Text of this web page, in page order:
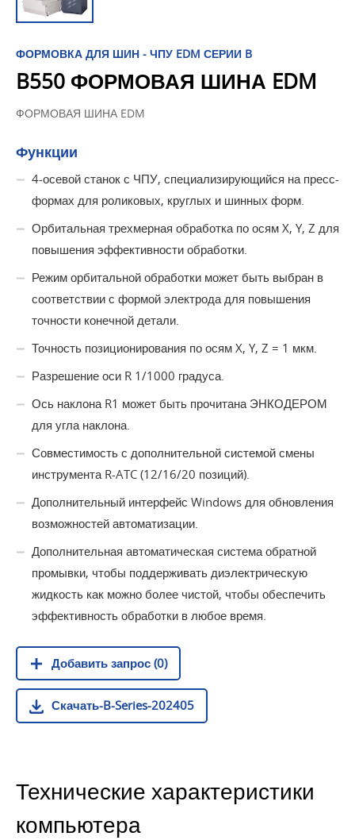
ФОРМОВКА ДЛЯ ШИН - ЧПУ EDM СЕРИИ B
B550 ФОРМОВАЯ ШИНА EDM
ФОРМОВАЯ ШИНА EDM
Функции
4-осевой станок с ЧПУ, специализирующийся на пресс-
формах для роликовых, круглых и шинных форм.
Орбитальная трехмерная обработка по осям X, Y, Z для
повышения эффективности обработки.
Режим орбитальной обработки может быть выбран в
соответствии с формой электрода для повышения
точности конечной детали.
Точность позиционирования по осям X, Y, Z = 1 мкм.
Разрешение оси R 1/1000 градуса.
Ось наклона R1 может быть прочитана ЭНКОДЕРОМ
для угла наклона.
Совместимость с дополнительной системой смены
инструмента R-ATC (12/16/20 позиций).
Дополнительный интерфейс Windows для обновления
возможностей автоматизации.
Дополнительная автоматическая система обратной
промывки, чтобы поддерживать диэлектрическую
жидкость как можно более чистой, чтобы обеспечить
эффективность обработки в любое время.
Добавить запрос (0)
Скачать-B-Series-202405
Технические характеристики
компьютера